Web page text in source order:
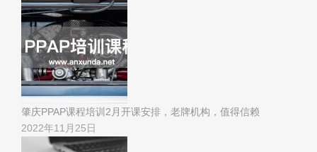
肇庆PPAP课程培训2月开课安排，老牌机构，值得信赖
2022年11月25日